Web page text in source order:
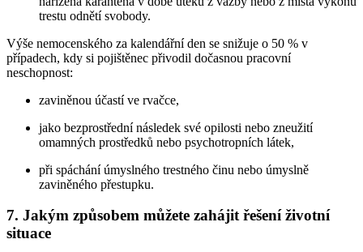
trestu odnětí svobody.
Výše nemocenského za kalendářní den se snižuje o 50 % v
případech, kdy si pojištěnec přivodil dočasnou pracovní
neschopnost:
zaviněnou účastí ve rvačce,
jako bezprostřední následek své opilosti nebo zneužití
omamných prostředků nebo psychotropních látek,
při spáchání úmyslného trestného činu nebo úmyslně
zaviněného přestupku.
7. Jakým způsobem můžete zahájit řešení životní
situace